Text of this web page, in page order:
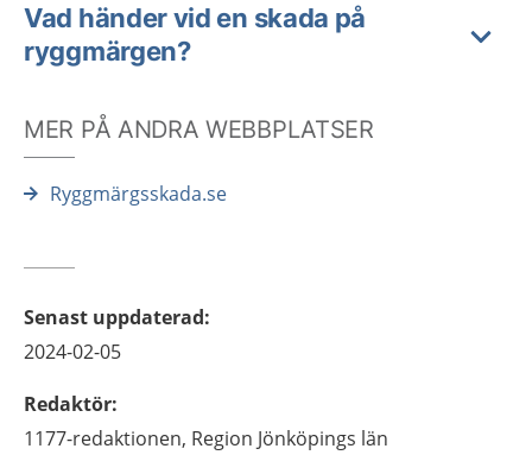
Vad händer vid en skada på
ryggmärgen?
MER PÅ ANDRA WEBBPLATSER
Ryggmärgsskada.se
Senast uppdaterad:
2024-02-05
Redaktör:
1177-redaktionen, Region Jönköpings län